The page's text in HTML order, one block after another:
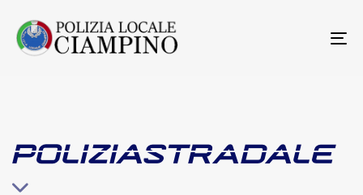
POLIZIASTRADALE